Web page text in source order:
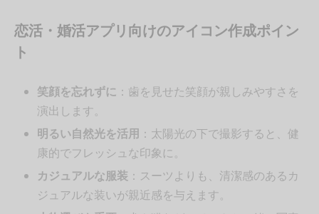
恋活・婚活アプリ向けのアイコン作成ポイン
ト
笑顔を忘れずに ：歯を見せた笑顔が親しみやすさを
演出します。
明るい自然光を活用 ：太陽光の下で撮影すると、健
康的でフレッシュな印象に。
カジュアルな服装：スーツよりも、清潔感のあるカ
ジュアルな装いが親近感を与えます。